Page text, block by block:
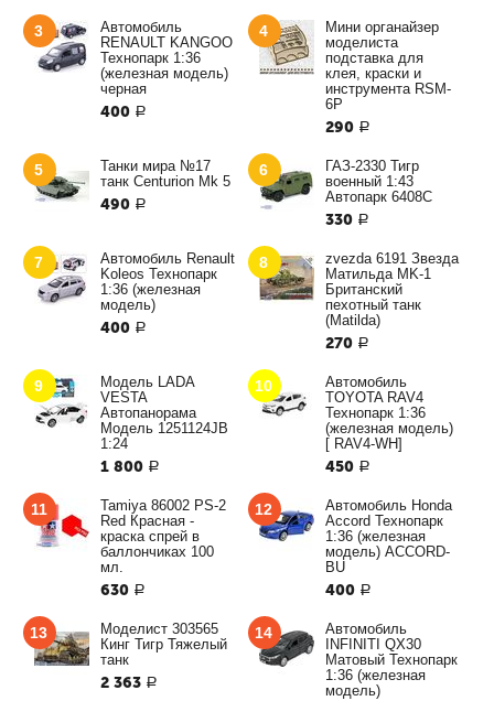
3
Автомобиль
RENAULT KANGOO
Технопарк 1:36
(железная модель)
черная
400 Р
4
Мини органайзер
моделиста
подставка для
клея, краски и
инструмента RSM-
6P
290 Р
5
Танки мира №17
танк Centurion Mk 5
490 Р
6
ГАЗ-2330 Тигр
военный 1:43
Автопарк 6408С
330 Р
7
Автомобиль Renault
Koleos Технопарк
1:36 (железная
модель)
400 Р
8
zvezda 6191 Звезда
Матильда MK-1
Британский
пехотный танк
(Matilda)
270 Р
9
Модель LADA
VESTA
Автопанорама
Модель 1251124JB
1:24
1 800 Р
10
Автомобиль
TOYOTA RAV4
Технопарк 1:36
(железная модель)
[ RAV4-WH]
450 Р
11
Tamiya 86002 PS-2
Red Красная -
краска спрей в
баллончиках 100
мл.
630 Р
12
Автомобиль Honda
Accord Технопарк
1:36 (железная
модель) ACCORD-
BU
400 Р
13
Моделист 303565
Кинг Тигр Тяжелый
танк
2 363 Р
14
Автомобиль
INFINITI QX30
Матовый Технопарк
1:36 (железная
модель)